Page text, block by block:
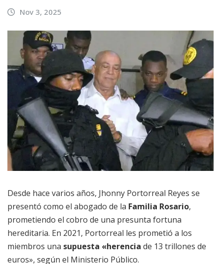
Nov 3, 2025
Desde hace varios años, Jhonny Portorreal Reyes se
presentó como el abogado de la Familia Rosario,
prometiendo el cobro de una presunta fortuna
hereditaria. En 2021, Portorreal les prometió a los
miembros una supuesta «herencia de 13 trillones de
euros», según el Ministerio Público.